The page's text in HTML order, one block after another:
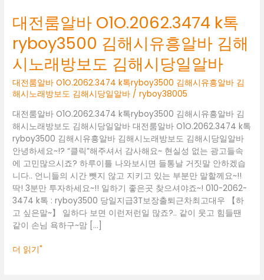
대전룸알바 O1O.2062.3474 k톡
ryboy3500 김해시유흥알바 김해
시노래방보도 김해시당일알바
대전룸알바 O1O.2062.3474 k톡ryboy3500 김해시유흥알바 김
해시노래방보도 김해시당일알바 /ryboy38005
대전룸알바 O1O.2062.3474 k톡ryboy3500 김해시유흥알바 김
해시노래방보도 김해시당일알바 대전룸알바 O1O.2062.3474 k톡
ryboy3500 김해시유흥알바 김해시노래방보도 김해시당일알바
안녕하세요~!? “클릭”해주셔서 감사해요~ 현실성 없는 광고들속
에 고민많으시죠? 하루이틀 나와보시면 들통날 거짓말 안하겠습
니다.. 언니들의 시간 뺏지 않고 지키고 있는 부분만 말할께요~!!
딱! 3분만 투자하세요~!! 일하기 좋은곳 찾으셔야죠~! 010-2062-
3474 k톡 : ryboy3500 당일지급3T보장출퇴근차최고대우 【하
고 싶은말~】 일하다 보면 이런저런일 많죠?.. 같이 웃고 힘들땐
같이 손님 욕하구~맘 […]
바
O1O.2062.3474
k
톡
ryboy3500
김
해
유
흥
알
바
김
해
시
노
래
방
도
더 읽기"